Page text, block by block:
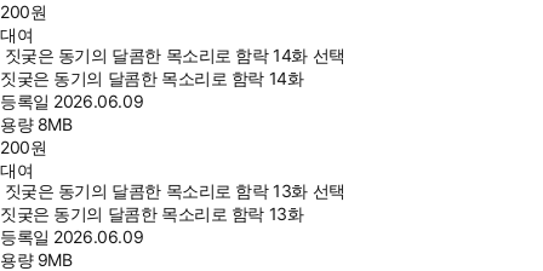
200원
대여
짓궂은 동기의 달콤한 목소리로 함락 14화 선택
짓궂은 동기의 달콤한 목소리로 함락 14화
등록일 2026.06.09
용량 8MB
200원
대여
짓궂은 동기의 달콤한 목소리로 함락 13화 선택
짓궂은 동기의 달콤한 목소리로 함락 13화
등록일 2026.06.09
용량 9MB